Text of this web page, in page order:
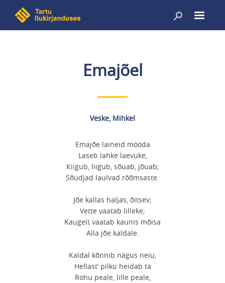
edasi
Emajõel
Veske, Mihkel
Emajõe laineid mööda
Laseb lahke laevuke,
Kiigub, liigub, sõuab, jõuab;
Sõudjad laulvad rõõmsaste.
Jõe kallas haljas, õitsev;
Vette vaatab lilleke;
Kaugelt vaatab kaunis mõisa
Alla jõe kaldale.
Kaldal kõnnib nägus neiu,
Hellast’pilku heidab ta
Rohu peale, lille peale,